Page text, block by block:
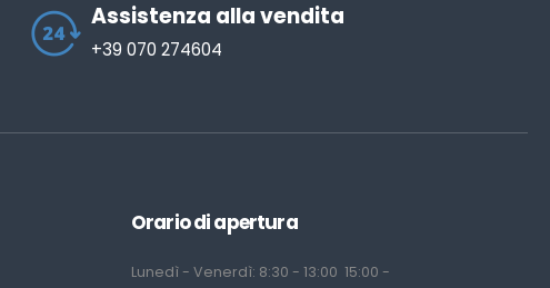
Assistenza alla vendita
+39 070 274604
Orario di apertura
Lunedì - Venerdì: 8:30 - 13:00 15:00 -